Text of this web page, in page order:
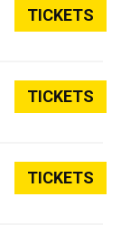
TICKETS
TICKETS
TICKETS